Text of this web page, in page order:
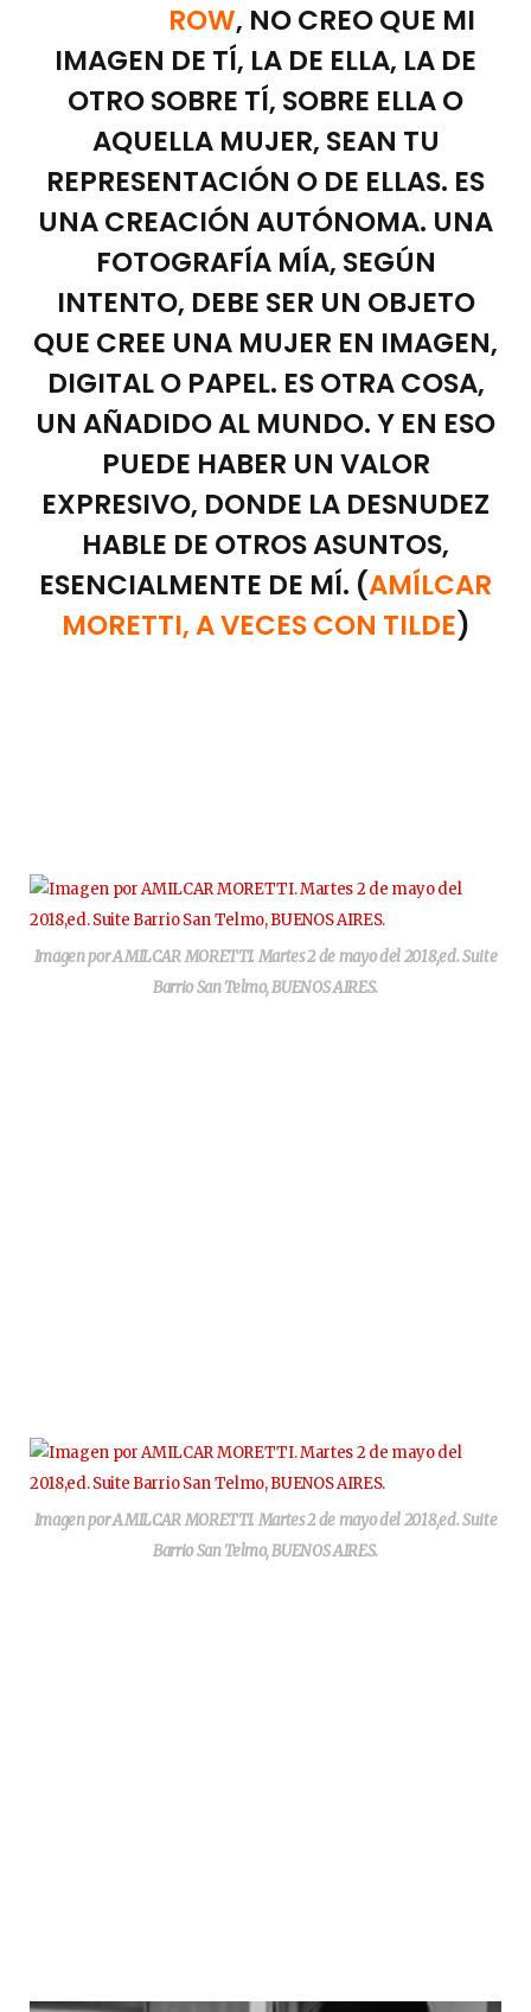
ROW, NO CREO QUE MI
IMAGEN DE TÍ, LA DE ELLA, LA DE
OTRO SOBRE TÍ, SOBRE ELLA O
AQUELLA MUJER, SEAN TU
REPRESENTACIÓN O DE ELLAS. ES
UNA CREACIÓN AUTÓNOMA. UNA
FOTOGRAFÍA MÍA, SEGÚN
INTENTO, DEBE SER UN OBJETO
QUE CREE UNA MUJER EN IMAGEN,
DIGITAL O PAPEL. ES OTRA COSA,
UN AÑADIDO AL MUNDO. Y EN ESO
PUEDE HABER UN VALOR
EXPRESIVO, DONDE LA DESNUDEZ
HABLE DE OTROS ASUNTOS,
ESENCIALMENTE DE MÍ. (AMÍLCAR
MORETTI, A VECES CON TILDE)
Imagen por AMILCAR MORETTI. Martes 2 de mayo del 2018,ed. Suite
Barrio San Telmo, BUENOS AIRES.
Imagen por AMILCAR MORETTI. Martes 2 de mayo del 2018,ed. Suite
Barrio San Telmo, BUENOS AIRES.